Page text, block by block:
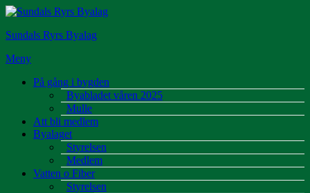
Hoppa
innehåll
Sundals Ryrs Byalag
Meny
På gång i bygden
Byabladet våren 2025
Mulle
Att bli medlem
Byalaget
Styrelsen
Medlem
Vatten o Fiber
Styrelsen